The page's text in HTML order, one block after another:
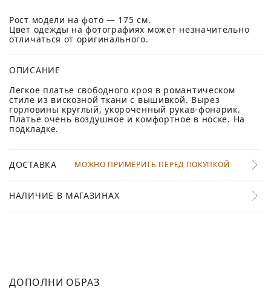
Рост модели на фото — 175 см.
Цвет одежды на фотографиях может незначительно
отличаться от оригинального.
ОПИСАНИЕ
Легкое платье свободного кроя в романтическом
стиле из вискозной ткани с вышивкой. Вырез
горловины круглый, укороченный рукав-фонарик.
Платье очень воздушное и комфортное в носке. На
подкладке.
ДОСТАВКА МОЖНО ПРИМЕРИТЬ ПЕРЕД ПОКУПКОЙ
НАЛИЧИЕ В МАГАЗИНАХ
ДОПОЛНИ ОБРАЗ